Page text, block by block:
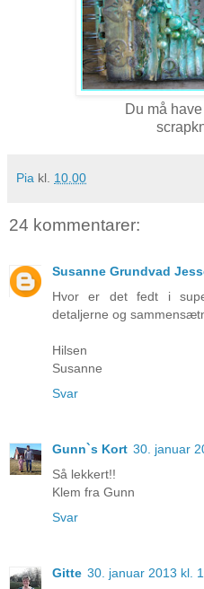
Du må
Pia kl. 10.00
24 kommentarer:
Susanne Grundvad
Hvor er det fedt i
detaljerne og
Hilsen
Susanne
Svar
Gunn`s Kort 30. januar
Så lekkert!!
Klem fra Gunn
Svar
Gitte 30. januar 2013 kl.